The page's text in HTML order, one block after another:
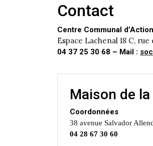
Contact
Centre Communal
Espace Lachenal 18 C,
04 37 25 30 68 – Mail :
Maison de
Coordonnées
38 avenue Salvador
04 28 67 30 60